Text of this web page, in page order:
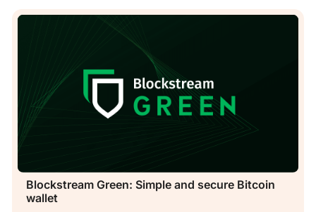
Blockstream Green: Simple and secure Bitcoin
wallet